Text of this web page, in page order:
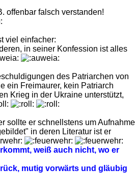
offenbar falsch verstanden!
viel einfacher:
in seiner Konfession ist alles
des Patriarchen von
ein Freimaurer, kein Patriarch
Krieg in der Ukraine unterstützt,
sollte er schnellstens um Aufnahme
in deren Literatur ist er
weiß auch nicht, wo er
mutig vorwärts und gläubig